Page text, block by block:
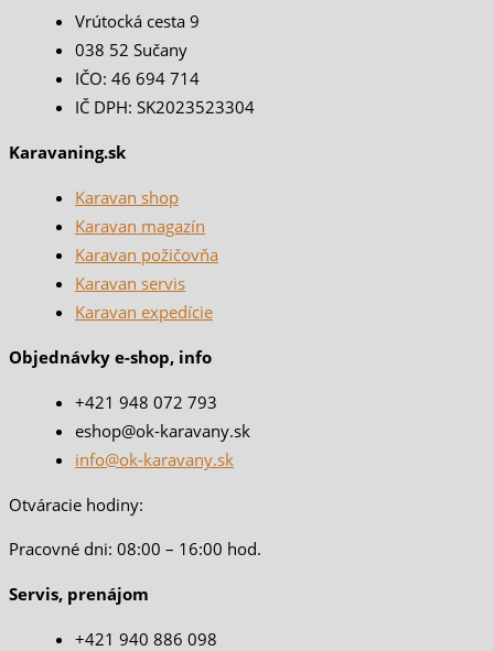
Vrútocká cesta 9
038 52 Sučany
IČO: 46 694 714
IČ DPH: SK2023523304
Karavaning.sk
Karavan shop
Karavan magazín
Karavan požičovňa
Karavan servis
Karavan expedície
Objednávky e-shop, info
+421 948 072 793
eshop@ok-karavany.sk
info@ok-karavany.sk
Otváracie hodiny:
Pracovné dni: 08:00 – 16:00 hod.
Servis, prenájom
+421 940 886 098